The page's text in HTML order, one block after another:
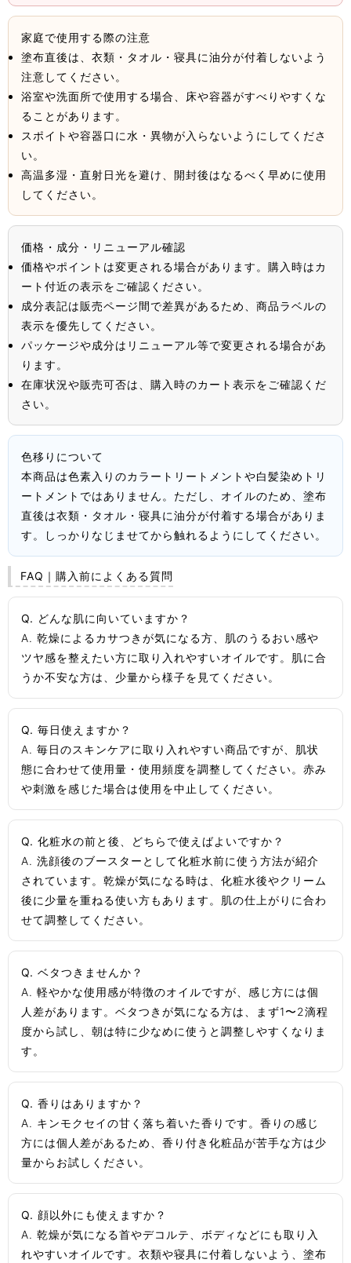
家庭で使用する際の注意
塗布直後は、衣類・タオル・寝具に油分が付着しないよう
注意してください。
浴室や洗面所で使用する場合、床や容器がすべりやすくな
ることがあります。
スポイトや容器口に水・異物が入らないようにしてくださ
い。
高温多湿・直射日光を避け、開封後はなるべく早めに使用
してください。
価格・成分・リニューアル確認
価格やポイントは変更される場合があります。購入時はカ
ート付近の表示をご確認ください。
成分表記は販売ページ間で差異があるため、商品ラベルの
表示を優先してください。
パッケージや成分はリニューアル等で変更される場合があ
ります。
在庫状況や販売可否は、購入時のカート表示をご確認くだ
さい。
色移りについて
本商品は色素入りのカラートリートメントや白髪染めトリ
ートメントではありません。ただし、オイルのため、塗布
直後は衣類・タオル・寝具に油分が付着する場合がありま
す。しっかりなじませてから触れるようにしてください。
FAQ｜購入前によくある質問
Q. どんな肌に向いていますか？
A. 乾燥によるカサつきが気になる方、肌のうるおい感や
ツヤ感を整えたい方に取り入れやすいオイルです。肌に合
うか不安な方は、少量から様子を見てください。
Q. 毎日使えますか？
A. 毎日のスキンケアに取り入れやすい商品ですが、肌状
態に合わせて使用量・使用頻度を調整してください。赤み
や刺激を感じた場合は使用を中止してください。
Q. 化粧水の前と後、どちらで使えばよいですか？
A. 洗顔後のブースターとして化粧水前に使う方法が紹介
されています。乾燥が気になる時は、化粧水後やクリーム
後に少量を重ねる使い方もあります。肌の仕上がりに合わ
せて調整してください。
Q. ベタつきませんか？
A. 軽やかな使用感が特徴のオイルですが、感じ方には個
人差があります。ベタつきが気になる方は、まず1〜2滴程
度から試し、朝は特に少なめに使うと調整しやすくなりま
す。
Q. 香りはありますか？
A. キンモクセイの甘く落ち着いた香りです。香りの感じ
方には個人差があるため、香り付き化粧品が苦手な方は少
量からお試しください。
Q. 顔以外にも使えますか？
A. 乾燥が気になる首やデコルテ、ボディなどにも取り入
れやすいオイルです。衣類や寝具に付着しないよう、塗布